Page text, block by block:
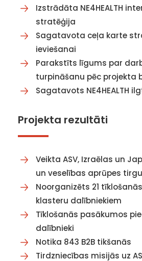
Izstrādāta NE4HEALTH
stratēģija
Sagatavota ceļa karte
ieviešanai
Parakstīts līgums par
turpināšanu pēc projekta
Sagatavots NE4HEALTH
Projekta rezultāti
Veikta ASV, Izraēlas un
un veselības aprūpes
Noorganizēts 21
klasteru dalībniekiem
Tīklošanās pasākumos
dalībnieki
Notika 843 B2B tikšanās
Tirdzniecības misijās uz